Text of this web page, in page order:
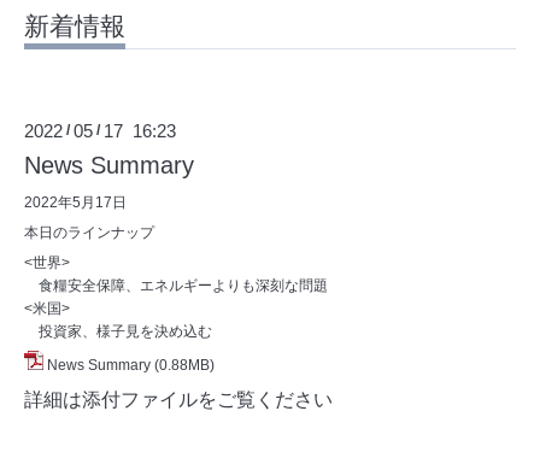
新着情報
2022 /05 / 17 16:23
News Summary
2022年5月17日
本日のラインナップ
<世界>
食糧安全保障、エネルギーよりも深刻な問題
<米国>
投資家、様子見を決め込む
News Summary (0.88MB)
詳細は添付ファイルをご覧ください